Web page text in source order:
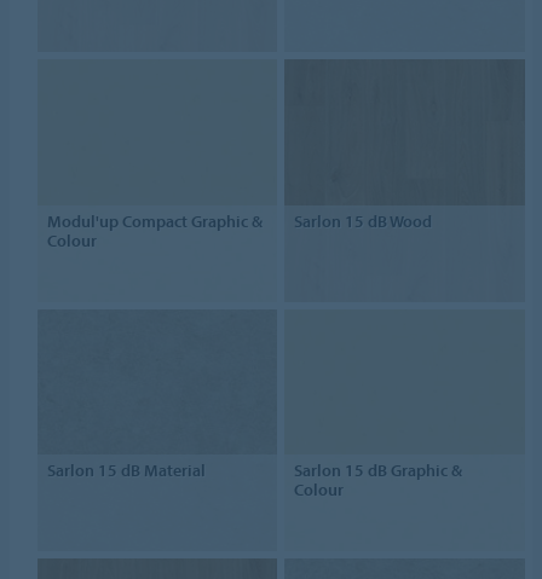
Modul'up Compact Graphic &
Colour
Sarlon 15 dB Wood
Sarlon 15 dB Material
Sarlon 15 dB Graphic &
Colour